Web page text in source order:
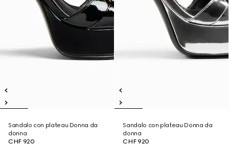
Sandalo con plateau Donna da
donna
CHF 920
Sandalo con plateau Donna da
donna
CHF 920